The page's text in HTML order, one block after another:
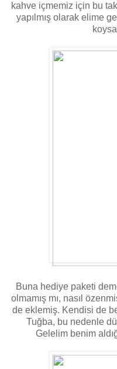
kahve içmemiz için bu
yapılmış olarak elime
Buna hediye paketi
olmamış mı, nasıl
de eklemiş. Kendisi de
Tuğba, bu nedenle
Gelelim benim